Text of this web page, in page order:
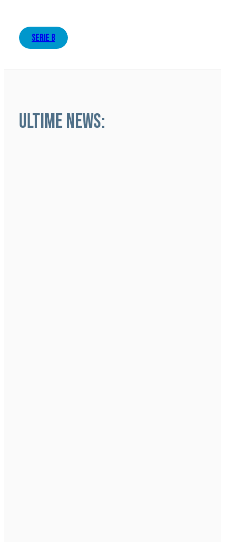
serie b
ULTIME NEWS: